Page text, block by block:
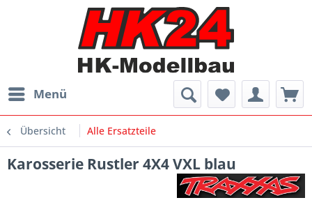
Menü
Übersicht Alle Ersatzteile
Karosserie Rustler 4X4 VXL blau